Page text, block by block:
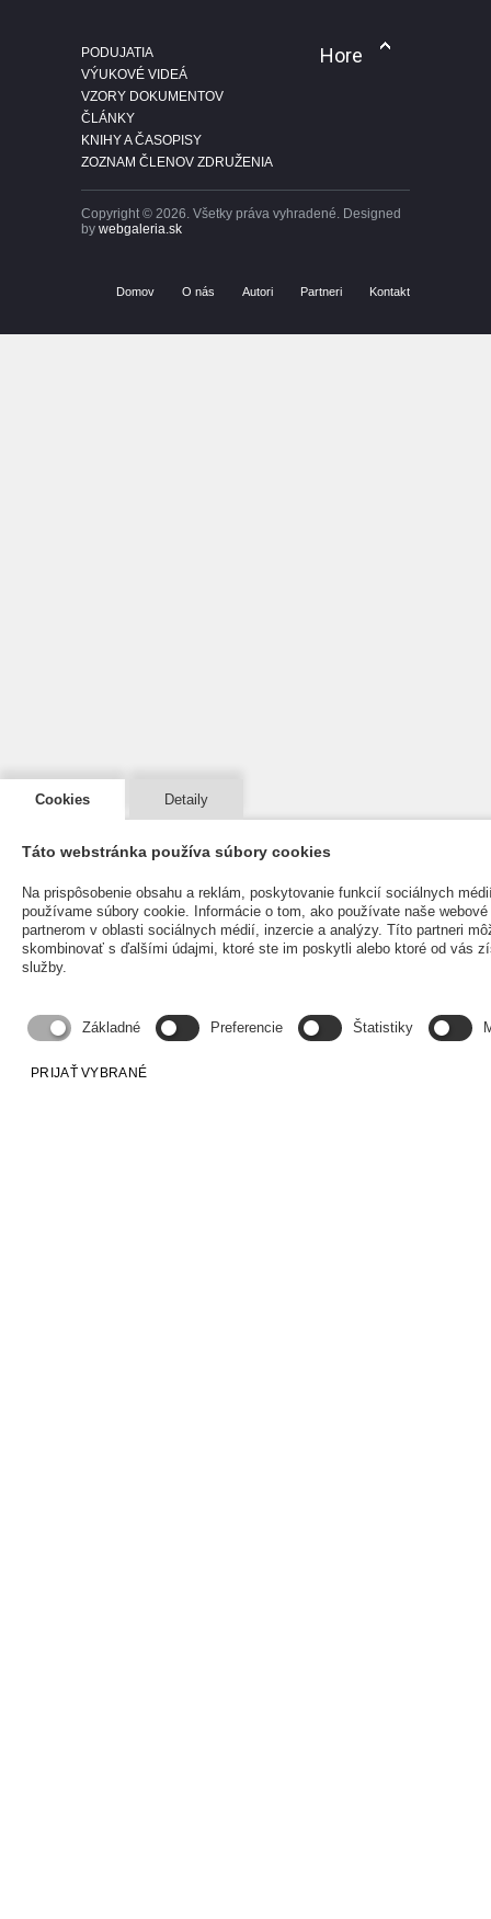
21 Jul 2026
PODUJATIA
VÝUKOVÉ VIDEÁ
VZORY DOKUMENTOV
ČLÁNKY
KNIHY A ČASOPISY
ZOZNAM ČLENOV ZDRUŽENIA
Hore
Copyright © 2026. Všetky práva vyhradené. Designed
by webgaleria.sk
Domov O nás Autori Partneri Kontakt
Cookies Detaily
Táto webstránka používa súbory cookies
Na prispôsobenie obsahu a reklám, poskytovanie funkcií sociálnych
používame súbory cookie. Informácie o tom, ako používate naše
partnerom v oblasti sociálnych médií, inzercie a analýzy. Títo partneri
skombinovať s ďalšími údajmi, ktoré ste im poskytli alebo ktoré od vás
služby.
Základné Preferencie Štatistiky
PRIJAŤ VYBRANÉ